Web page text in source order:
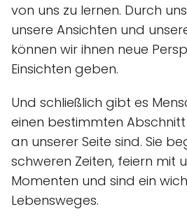
von uns zu lernen. Durch
unsere Ansichten und
können wir ihnen neue
Einsichten geben.
Und schließlich gibt es
einen bestimmten
an unserer Seite sind. Sie
schweren Zeiten, feiern mit
Momenten und sind ein
Lebensweges.